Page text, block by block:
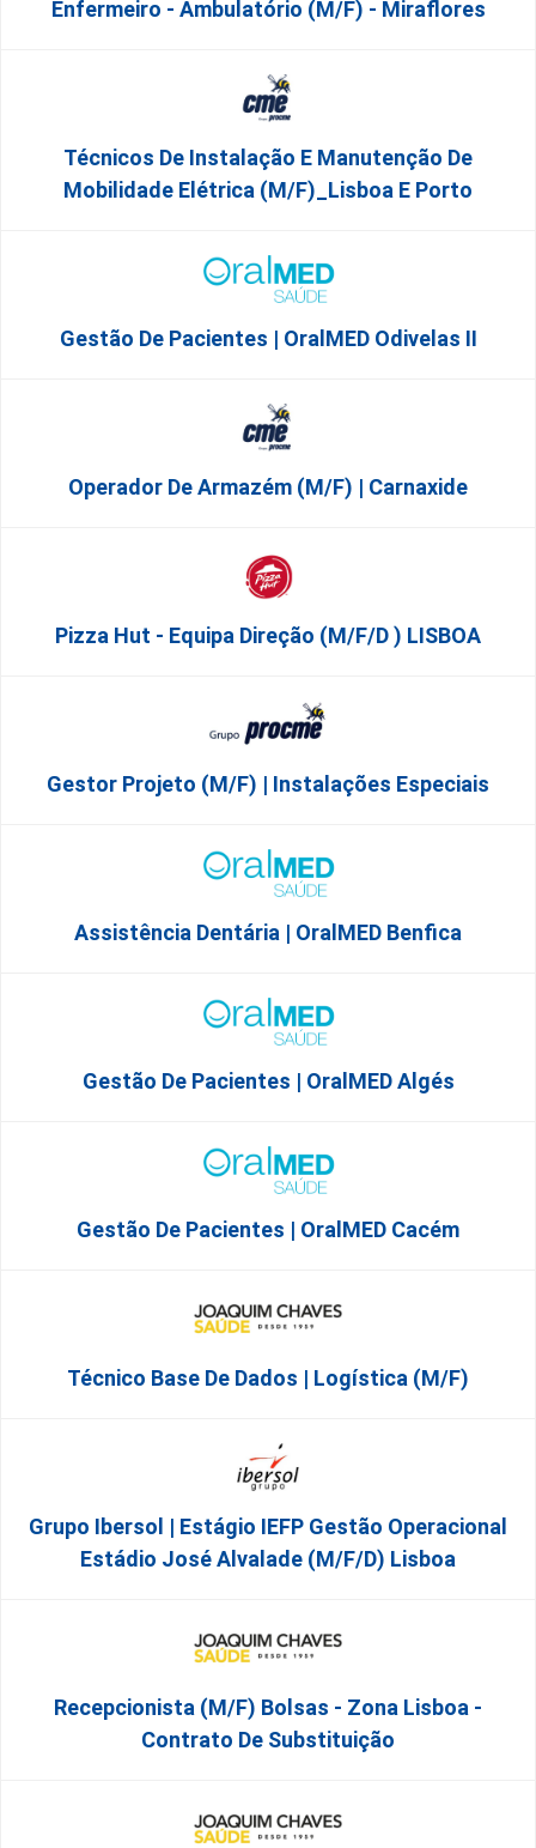
Enfermeiro - Ambulatório (M/F) - Miraflores
Técnicos De Instalação E Manutenção De
Mobilidade Elétrica (m/f)_Lisboa E Porto
Gestão De Pacientes | OralMED Odivelas II
Operador De Armazém (m/f) | Carnaxide
Pizza Hut - Equipa Direção (m/f/d ) LISBOA
Gestor Projeto (m/f) | Instalações Especiais
Assistência Dentária | OralMED Benfica
Gestão De Pacientes | OralMED Algés
Gestão De Pacientes | OralMED Cacém
Técnico Base De Dados | Logística (M/F)
Grupo Ibersol | Estágio IEFP Gestão Operacional
Estádio José Alvalade (m/f/d) Lisboa
Recepcionista (M/F) Bolsas - Zona Lisboa -
Contrato De Substituição